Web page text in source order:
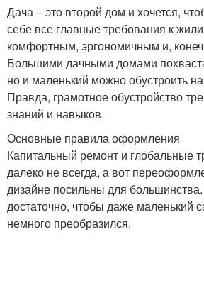
Дача – это второй дом и хочется,
себе все главные требования к
комфортным, эргономичным и,
Большими дачными домами
но и маленький можно обустроить
Правда, грамотное обустройство
знаний и навыков.
Основные правила оформления
Капитальный ремонт и глобальные
далеко не всегда, а вот
дизайне посильны для
достаточно, чтобы даже маленький
немного преобразился.